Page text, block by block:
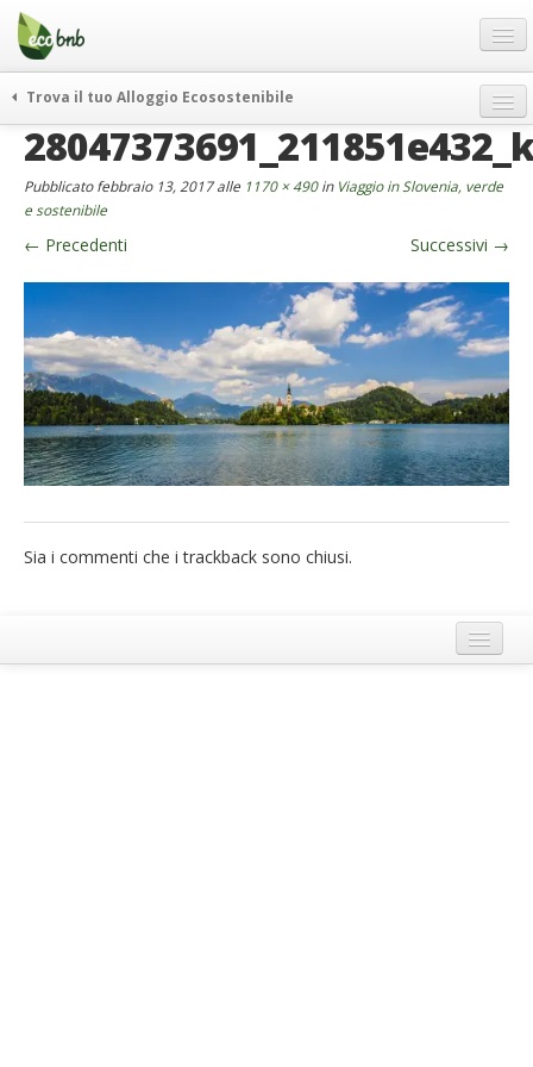
Menu
Salta
contenuto
Offerte Speciali
Regali
FAQ
Chi Siamo
Contatti
Italiano
German
English
Spanish
French
Trova il tuo Alloggio Ecosostenibile
weekend green
curiosità
vivere e viaggiare verde
news ed eventi
rassegna stampa
28047373691_211851e432_k
Pubblicatofebbraio 13, 2017alle 1170 × 490in Viaggio in Slovenia, verde
e sostenibile
← Precedenti Successivi →
Sia i commenti che i trackback sono chiusi.